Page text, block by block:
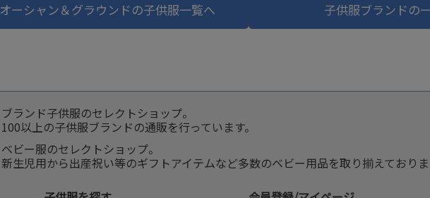
オーシャン＆グラウンドの子供服一覧へ 子供服ブランドの
ブランド子供服のセレクトショップ。
100以上の子供服ブランドの通販を行っています。
ベビー服のセレクトショップ。
新生児用から出産祝い等のギフトアイテムなど多数のベビー用品を取り揃えておりま